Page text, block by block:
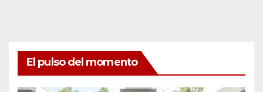
El pulso del momento